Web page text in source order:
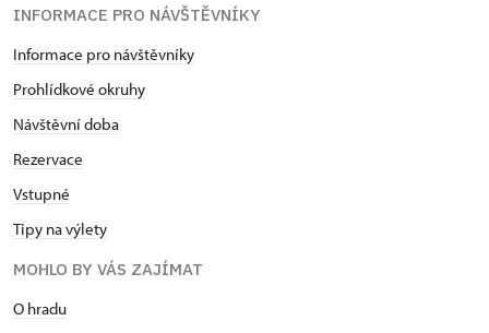
INFORMACE PRO NÁVŠTĚVNÍKY
Informace pro návštěvníky
Prohlídkové okruhy
Návštěvní doba
Rezervace
Vstupné
Tipy na výlety
MOHLO BY VÁS ZAJÍMAT
O hradu